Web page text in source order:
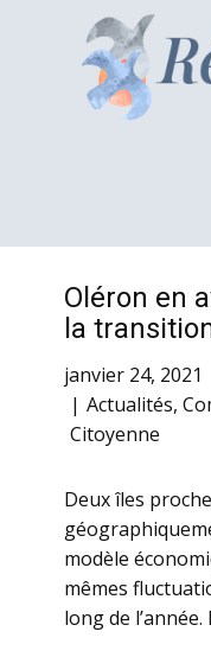
Oléron en
la
janvier 24, 2021
Actualités,
Citoyenne
Deux îles
modèle
mêmes
long de